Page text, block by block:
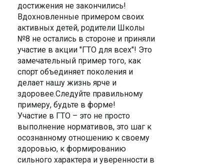
достижения не закончились!
Вдохновленные примером своих
активных детей, родители Школы
№8 не остались в стороне и приняли
участие в акции "ГТО для всех"! Это
замечательный пример того, как
спорт объединяет поколения и
делает нашу жизнь ярче и
здоровее.Следуйте правильному
примеру, будьте в форме!
Участие в ГТО – это не просто
выполнение нормативов, это шаг к
осознанному отношению к своему
здоровью, к формированию
сильного характера и уверенности в